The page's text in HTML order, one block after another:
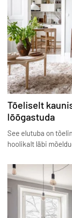
Tõeliselt
lõõgastuda
See elutuba on
hoolikalt läbi